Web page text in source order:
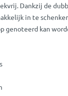
Dankzij de
in te
genoteerd kan